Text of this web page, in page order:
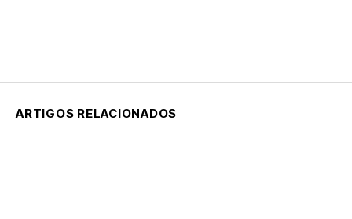
ARTIGOS RELACIONADOS